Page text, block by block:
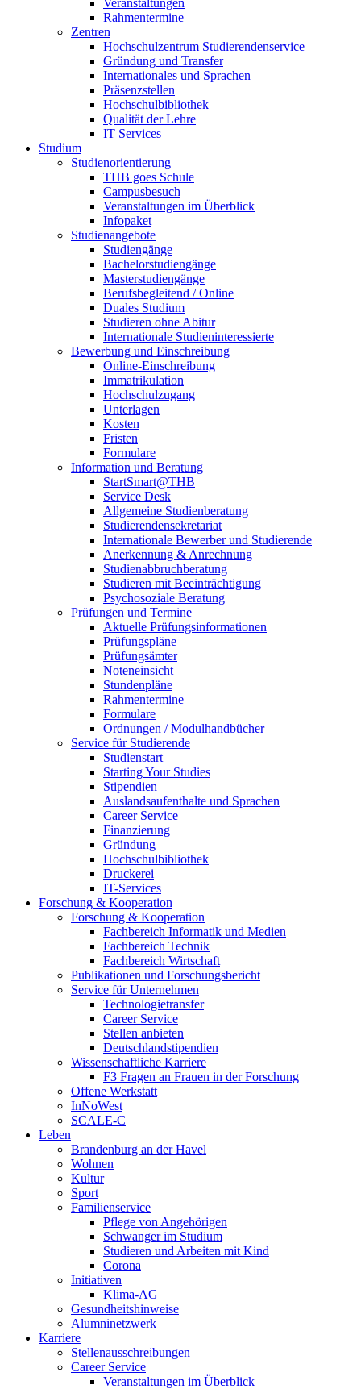
Veranstaltungen
Rahmentermine
Zentren
Hochschulzentrum Studierendenservice
Gründung und Transfer
Internationales und Sprachen
Präsenzstellen
Hochschulbibliothek
Qualität der Lehre
IT Services
Studium
Studienorientierung
THB goes Schule
Campusbesuch
Veranstaltungen im Überblick
Infopaket
Studienangebote
Studiengänge
Bachelorstudiengänge
Masterstudiengänge
Berufsbegleitend / Online
Duales Studium
Studieren ohne Abitur
Internationale Studieninteressierte
Bewerbung und Einschreibung
Online-Einschreibung
Immatrikulation
Hochschulzugang
Unterlagen
Kosten
Fristen
Formulare
Information und Beratung
StartSmart@THB
Service Desk
Allgemeine Studienberatung
Studierendensekretariat
Internationale Bewerber und Studierende
Anerkennung & Anrechnung
Studienabbruchberatung
Studieren mit Beeinträchtigung
Psychosoziale Beratung
Prüfungen und Termine
Aktuelle Prüfungsinformationen
Prüfungspläne
Prüfungsämter
Noteneinsicht
Stundenpläne
Rahmentermine
Formulare
Ordnungen / Modulhandbücher
Service für Studierende
Studienstart
Starting Your Studies
Stipendien
Auslandsaufenthalte und Sprachen
Career Service
Finanzierung
Gründung
Hochschulbibliothek
Druckerei
IT-Services
Forschung & Kooperation
Forschung & Kooperation
Fachbereich Informatik und Medien
Fachbereich Technik
Fachbereich Wirtschaft
Publikationen und Forschungsbericht
Service für Unternehmen
Technologietransfer
Career Service
Stellen anbieten
Deutschlandstipendien
Wissenschaftliche Karriere
F3 Fragen an Frauen in der Forschung
Offene Werkstatt
InNoWest
SCALE-C
Leben
Brandenburg an der Havel
Wohnen
Kultur
Sport
Familienservice
Pflege von Angehörigen
Schwanger im Studium
Studieren und Arbeiten mit Kind
Corona
Initiativen
Klima-AG
Gesundheitshinweise
Alumninetzwerk
Karriere
Stellenausschreibungen
Career Service
Veranstaltungen im Überblick